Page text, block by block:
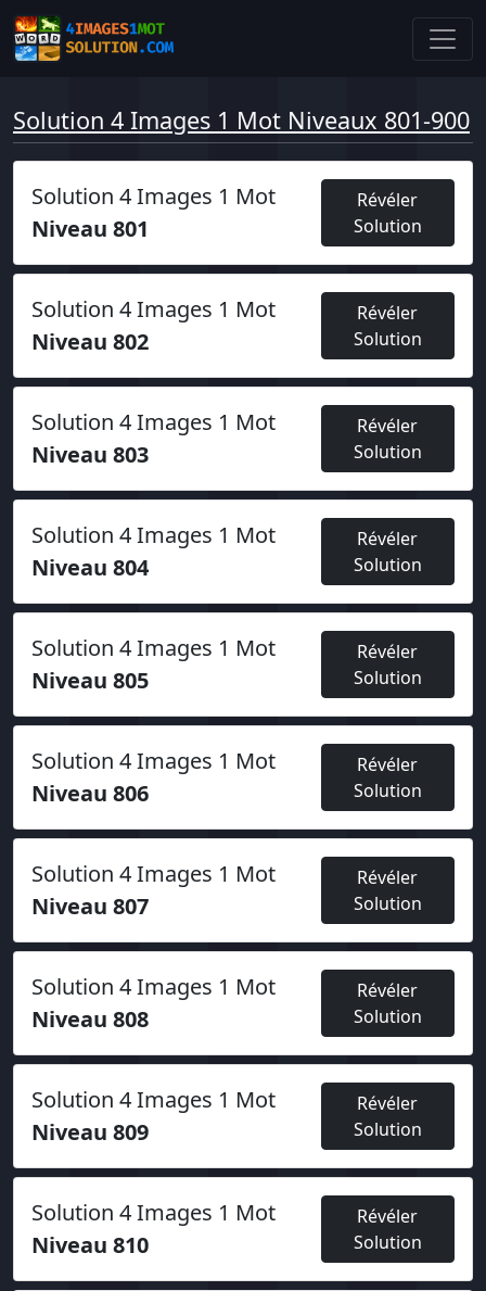
Solution 4 Images 1 Mot Niveaux 801-900
Solution 4 Images 1 Mot
Niveau 801
Révéler
Solution
Solution 4 Images 1 Mot
Niveau 802
Révéler
Solution
Solution 4 Images 1 Mot
Niveau 803
Révéler
Solution
Solution 4 Images 1 Mot
Niveau 804
Révéler
Solution
Solution 4 Images 1 Mot
Niveau 805
Révéler
Solution
Solution 4 Images 1 Mot
Niveau 806
Révéler
Solution
Solution 4 Images 1 Mot
Niveau 807
Révéler
Solution
Solution 4 Images 1 Mot
Niveau 808
Révéler
Solution
Solution 4 Images 1 Mot
Niveau 809
Révéler
Solution
Solution 4 Images 1 Mot
Niveau 810
Révéler
Solution